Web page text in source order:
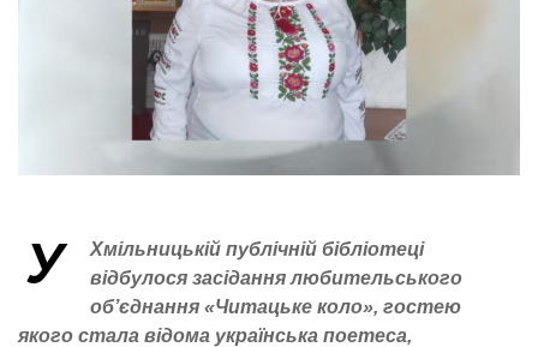
У
Хмільницькій публічній бібліотеці
відбулося засідання любительського
об’єднання «Читацьке коло», гостею
якого стала відома українська поетеса,